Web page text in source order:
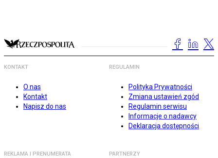
KONTAKT
O nas
Kontakt
Napisz do nas
REGULAMIN
Polityka Prywatności
Zmiana ustawień zgód
Regulamin serwisu
Informacje o nadawcy
Deklaracja dostępności
REKLAMA I PRENUMERATA PARTNERZY